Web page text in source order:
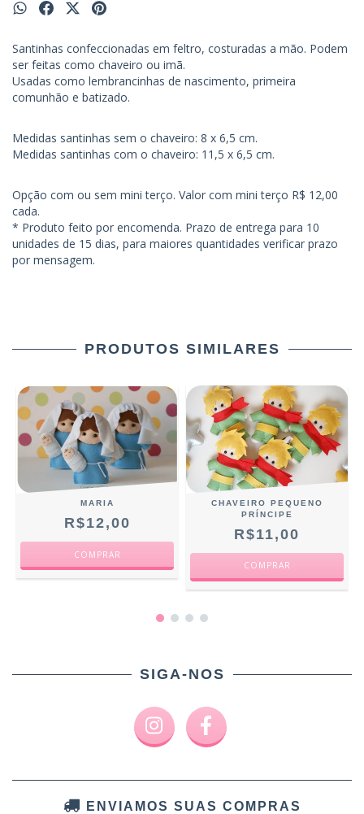
Santinhas confeccionadas em feltro, costuradas a mão. Podem
ser feitas como chaveiro ou imã.
Usadas como lembrancinhas de nascimento, primeira
comunhão e batizado.
Medidas santinhas sem o chaveiro: 8 x 6,5 cm.
Medidas santinhas com o chaveiro: 11,5 x 6,5 cm.
Opção com ou sem mini terço. Valor com mini terço R$ 12,00
cada.
* Produto feito por encomenda. Prazo de entrega para 10
unidades de 15 dias, para maiores quantidades verificar prazo
por mensagem.
PRODUTOS SIMILARES
MARIA
R$12,00
CHAVEIRO PEQUENO
PRÍNCIPE
R$11,00
SIGA-NOS
ENVIAMOS SUAS COMPRAS